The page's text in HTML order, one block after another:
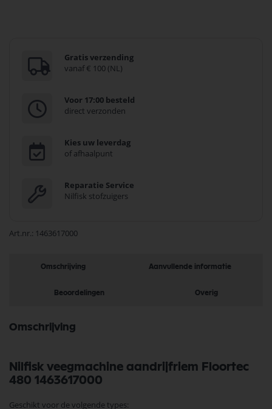
Gratis verzending
vanaf € 100 (NL)
Voor 17:00 besteld
direct verzonden
Kies uw leverdag
of afhaalpunt
Reparatie Service
Nilfisk stofzuigers
Art.nr. 1463617000
Omschrijving Aanvullende informatie
Beoordelingen Overig
Omschrijving
Nilfisk veegmachine aandrijfriem Floortec
480 1463617000
Geschikt voor de volgende types: